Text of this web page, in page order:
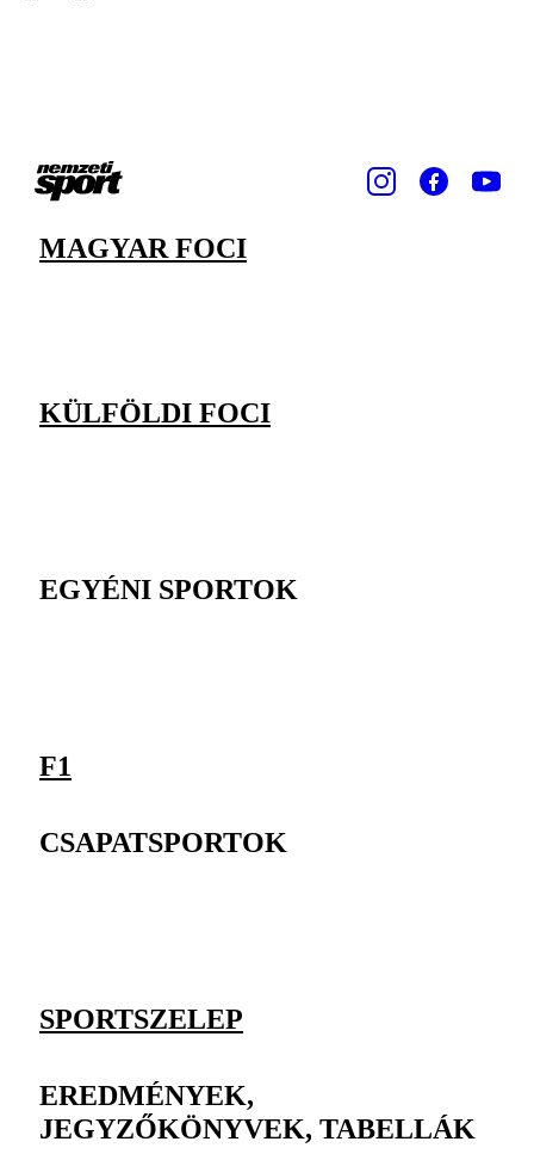
MAGYAR FOCI
KÜLFÖLDI FOCI
EGYÉNI SPORTOK
F1
CSAPATSPORTOK
SPORTSZELEP
EREDMÉNYEK,
JEGYZŐKÖNYVEK, TABELLÁK